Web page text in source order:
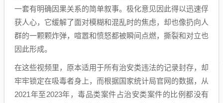
一套有明确因果关系的简单叙事。极化意见因此得以迅速俘
获人心，它缓解了面对模糊和混乱时的焦虑，却也像扔向人
群的一颗颗炸弹，喧嚣和愤怒都被瞬间点燃，撕裂和对立也
因此形成。
在这些视频里，原本适用于所有治安类违法的记录封存，却
牢牢锁定在吸毒者身上，而根据国家统计局官网的数据，从
2021年至2023年，毒品类案件占治安类案件的比例都没有